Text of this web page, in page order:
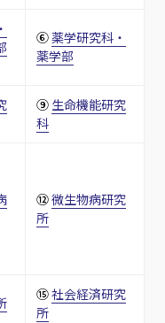
⑥ 薬学研究科・
薬学部
⑨ 生命機能研究
科
⑫ 微生物病研究
所
⑮ 社会経済研究
所